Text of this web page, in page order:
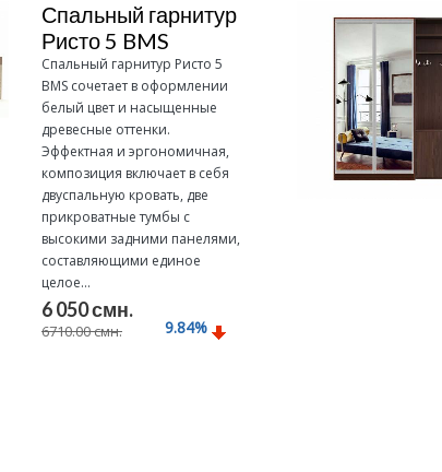
Спальный гарнитур
Ристо 5 BMS
Спальный гарнитур Ристо 5
BMS сочетает в оформлении
белый цвет и насыщенные
древесные оттенки.
Эффектная и эргономичная,
композиция включает в себя
двуспальную кровать, две
прикроватные тумбы с
высокими задними панелями,
составляющими единое
целое...
6 050 смн.
6710.00 смн. 9.84%